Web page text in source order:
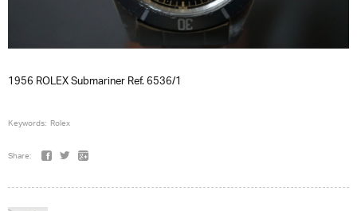
1956 ROLEX Submariner Ref. 6536/1
Keywords: Rolex
Share: